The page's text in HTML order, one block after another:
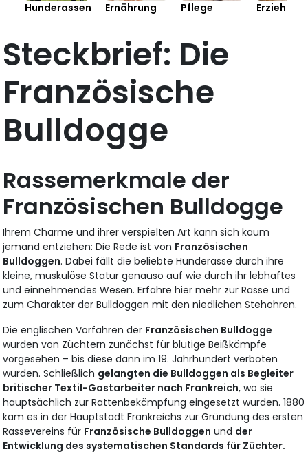
Hunderassen Ernährung Pflege Erziehung
Steckbrief: Die
Französische
Bulldogge
Rassemerkmale der
Französischen Bulldogge
Ihrem Charme und ihrer verspielten Art kann sich kaum
jemand entziehen: Die Rede ist von Französischen
Bulldoggen. Dabei fällt die beliebte Hunderasse durch ihre
kleine, muskulöse Statur genauso auf wie durch ihr lebhaftes
und einnehmendes Wesen. Erfahre hier mehr zur Rasse und
zum Charakter der Bulldoggen mit den niedlichen Stehohren.
Die englischen Vorfahren der Französischen Bulldogge
wurden von Züchtern zunächst für blutige Beißkämpfe
vorgesehen – bis diese dann im 19. Jahrhundert verboten
wurden. Schließlich gelangten die Bulldoggen als Begleiter
britischer Textil-Gastarbeiter nach Frankreich, wo sie
hauptsächlich zur Rattenbekämpfung eingesetzt wurden. 1880
kam es in der Hauptstadt Frankreichs zur Gründung des ersten
Rassevereins für Französische Bulldoggen und der
Entwicklung des systematischen Standards für Züchter.